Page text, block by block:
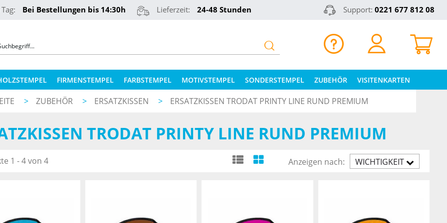
Bei Bestellungen bis 14:30h Lieferzeit: 24-48 Stunden Support: 0221 677 812 08
FIRMENSTEMPEL FARBSTEMPEL MOTIVSTEMPEL SONDERSTEMPEL
PRÄGEZANGEN
ZUBEHÖR
COLOP STEMPELKISSEN
ERSATZPLATTEN NACH TYPEN
ERSATZPLATTEN NACH GRÖSSE
VISITENKARTEN
> ZUBEHÖR > ERSATZKISSEN > ERSATZKISSEN TRODAT PRINTY LINE RUND PREMIUM
TRODAT PRINTY LINE RUND PREMIUM
WICHTIGKEIT
Anzeigen nach:
1 - 4 von 4